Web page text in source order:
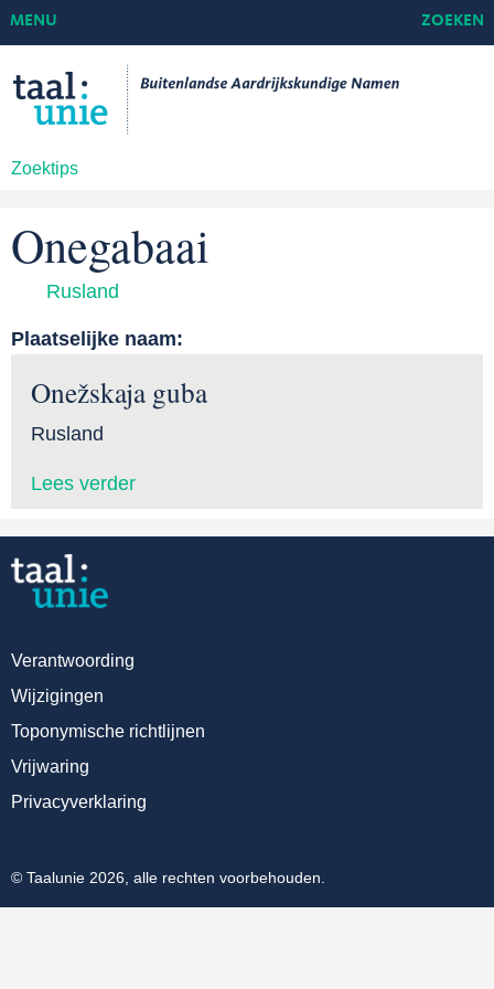
Zoektips
MENU ZOEKEN
Onegabaai
Rusland
Plaatselijke naam:
Onežskaja guba
Rusland
Lees verder
Verantwoording
Wijzigingen
Toponymische richtlijnen
Vrijwaring
Privacyverklaring
© Taalunie 2026, alle rechten voorbehouden.